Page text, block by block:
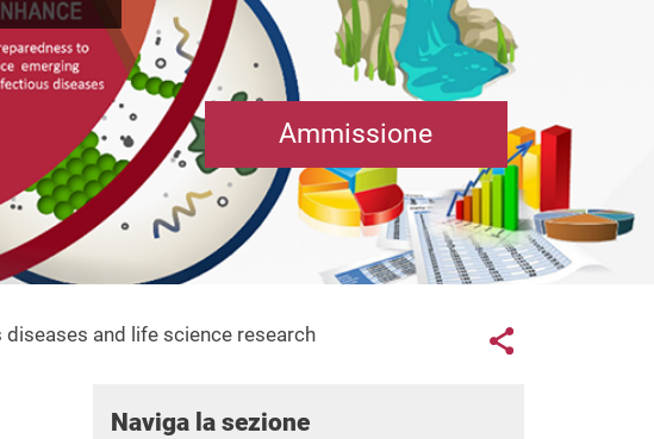
Ammissione
and life science research Links
Share button
Naviga la sezione